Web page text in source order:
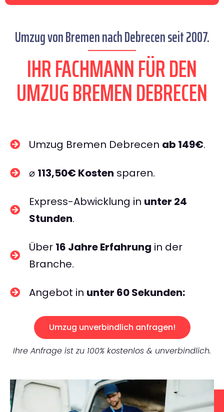
Umzug von Bremen nach Debrecen seit 2007.
IHR FACHMANN FÜR DEN
UMZUG BREMEN DEBRECEN
Umzug Bremen Debrecen ab 149€.
⌀ 113,50€ Kosten sparen.
Express-Abwicklung in unter 24
Stunden.
Über 16 Jahre Erfahrung in der
Branche.
Angebot in unter 60 Sekunden:
Umzug unverbindlich anfragen!
Ihre Anfrage ist zu 100% kostenlos & unverbindlich.